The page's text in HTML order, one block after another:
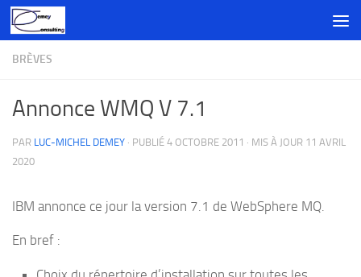
Skip to content
BRÈVES
Annonce WMQ V 7.1
PAR LUC-MICHEL DEMEY · PUBLIÉ 4 OCTOBRE 2011 · MIS À JOUR 11 AVRIL
2020
IBM annonce ce jour la version 7.1 de WebSphere MQ.
En bref :